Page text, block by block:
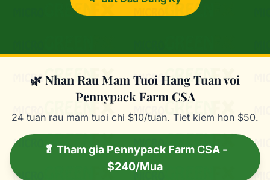
🌿 Nhan Rau Mam Tuoi Hang Tuan voi
Pennypack Farm CSA
24 tuan rau mam tuoi chi $10/tuan. Tiet kiem hon $50.
🥬 Tham gia Pennypack Farm CSA -
$240/Mua